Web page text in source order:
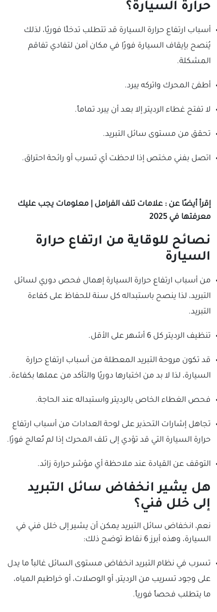
حرارة السيارة؟
أسباب ارتفاع حرارة السيارة قد تتطلب تدخلًا فوريًا، لذلك
يُنصح بإيقاف السيارة فورًا في مكان آمن لتفادي تفاقم
المشكلة.
أطفئ المحرك واتركه يبرد.
لا تفتح غطاء الرديتر إلا بعد أن يبرد تماماً.
تحقق من مستوى سائل التبريد.
اتصل بفني مختص إذا لاحظت أي تسرب أو رائحة احتراق.
إقرأ أيضًا عن :علامات تلف الفرامل | معلومات يجب عليك
معرفتها في 2025
نصائح للوقاية من ارتفاع حرارة
السيارة
من أسباب ارتفاع حرارة السيارة إهمال فحص دوري لسائل
التبريد، لذا ينصح باستبداله كل سنة للحفاظ على كفاءة
التبريد.
تنظيف الرديتر كل 6 أشهر على الأقل.
قد تكون مروحة التبريد المعطلة من أسباب ارتفاع حرارة
السيارة، لذا لا بد من اختبارها دوريًا والتأكد من عملها بكفاءة.
فحص الغطاء الخاص بالرديتر واستبداله عند الحاجة.
تجاهل إشارات التحذير على لوحة العدادات من أسباب ارتفاع
حرارة السيارة التي قد تؤدي إلى تلف المحرك إذا لم تُعالج فورًا.
التوقف عن القيادة عند ملاحظة أي مؤشر حرارة زائد.
هل يشير انخفاض سائل التبريد
إلى خلل فني؟
نعم، انخفاض سائل التبريد يمكن أن يشير إلى خلل فني في
السيارة، وهذه أبرز 6 نقاط توضح ذلك:
تسرب في نظام التبريد انخفاض مستوى السائل غالباً ما يدل
على وجود تسريب من الرديتر، أو الوصلات، أو خراطيم المياه،
ما يتطلب فحصاً فورياً.